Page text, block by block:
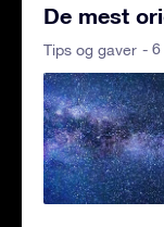
De mest
Tips og gaver - 6